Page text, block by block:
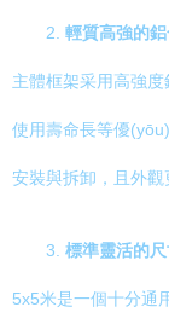
2. 輕質高強的
主體框架采用高強度
使用壽命長等優
安裝與拆卸，且外觀
3. 標準靈活的
5x5米是一個十分通